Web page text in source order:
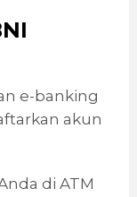
e-banking
akun
di ATM